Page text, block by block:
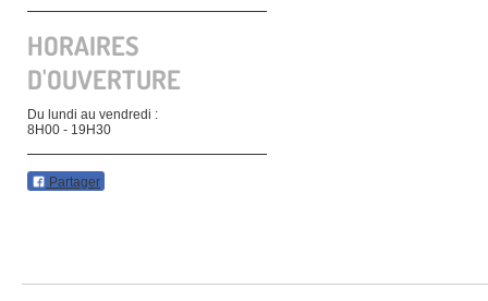
HORAIRES
D'OUVERTURE
Du lundi au vendredi :
8H00 - 19H30
Partager